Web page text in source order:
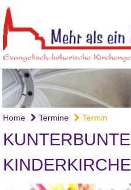
Home Termine Termin
KUNTERBUNTE
KINDERKIRCHE